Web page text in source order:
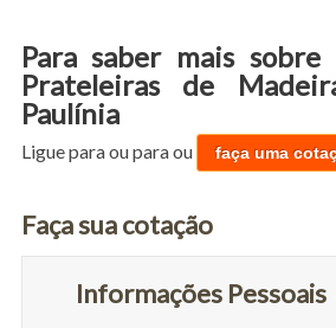
Para saber mais
Prateleiras de
Paulínia
Ligue paraou paraou faça uma
Faça sua cotação
Informações Pessoais